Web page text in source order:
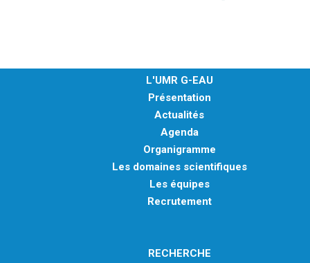
L'UMR G-EAU
Présentation
Actualités
Agenda
Organigramme
Les domaines scientifiques
Les équipes
Recrutement
RECHERCHE